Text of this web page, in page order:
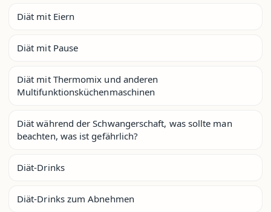
Diät mit Eiern
Diät mit Pause
Diät mit Thermomix und anderen
Multifunktionsküchenmaschinen
Diät während der Schwangerschaft, was sollte man
beachten, was ist gefährlich?
Diät-Drinks
Diät-Drinks zum Abnehmen